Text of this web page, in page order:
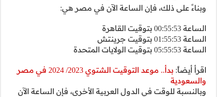
هي:
بدأ.. موعد التوقيت الشتوي 2023/ 2024 في مصر
فإن الساعة الآن